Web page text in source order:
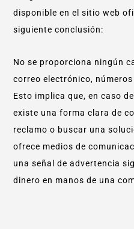
disponible en el sitio web
siguiente conclusión:
No se proporciona ningún
correo electrónico,
Esto implica que, en caso
existe una forma clara de
reclamo o buscar una
ofrece medios de
una señal de advertencia
dinero en manos de una